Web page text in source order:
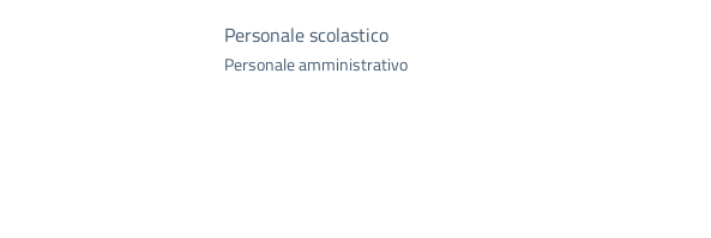
Personale scolastico
Personale amministrativo